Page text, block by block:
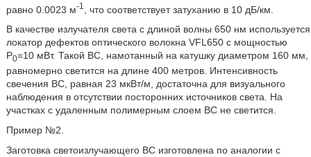
равно 0.0023 м-1
, что соответствует затуханию в 10 дБ/км.
В качестве излучателя света с длиной волны 650 нм используется
локатор дефектов оптического волокна VFL650 с мощностью
Р0=10 мВт. Такой ВС, намотанный на катушку диаметром 160 мм,
равномерно светится на длине 400 метров. Интенсивность
свечения ВС, равная 23 мкВт/м, достаточна для визуального
наблюдения в отсутствии посторонних источников света. На
участках с удаленным полимерным слоем ВС не светится.
Пример №2.
Заготовка светоизлучающего ВС изготовлена по аналогии с